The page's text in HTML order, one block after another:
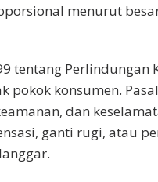
menurut
tentang Perlindungan
pokok konsumen.
dan
ganti rugi, atau